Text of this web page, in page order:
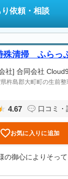
り依頼・相談
殊清掃 ふらっ
社] 合同会社 Cloud9
県杵島郡大町町の生前整
4.67 口コミ・
お気に入りに追加
の御心によりそっ